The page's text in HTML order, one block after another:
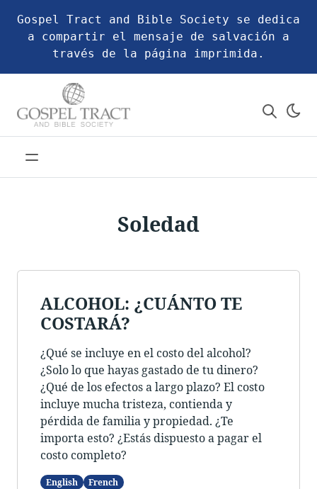
Gospel Tract and Bible Society se dedica
a compartir el mensaje de salvación a
través de la página imprimida.
Soledad
ALCOHOL: ¿CUÁNTO TE
COSTARÁ?
¿Qué se incluye en el costo del alcohol?
¿Solo lo que hayas gastado de tu dinero?
¿Qué de los efectos a largo plazo? El costo
incluye mucha tristeza, contienda y
pérdida de familia y propiedad. ¿Te
importa esto? ¿Estás dispuesto a pagar el
costo completo?
English
French